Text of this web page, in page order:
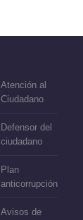
Atención al
Ciudadano
Defensor del
ciudadano
Plan
anticorrupción
Avisos de